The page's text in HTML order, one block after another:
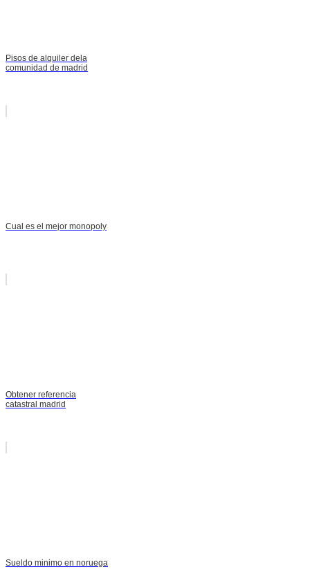
Pisos de alquiler dela
comunidad de madrid
Cual es el mejor monopoly
Obtener referencia
catastral madrid
Sueldo minimo en noruega